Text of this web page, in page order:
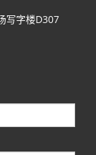
写字楼D307